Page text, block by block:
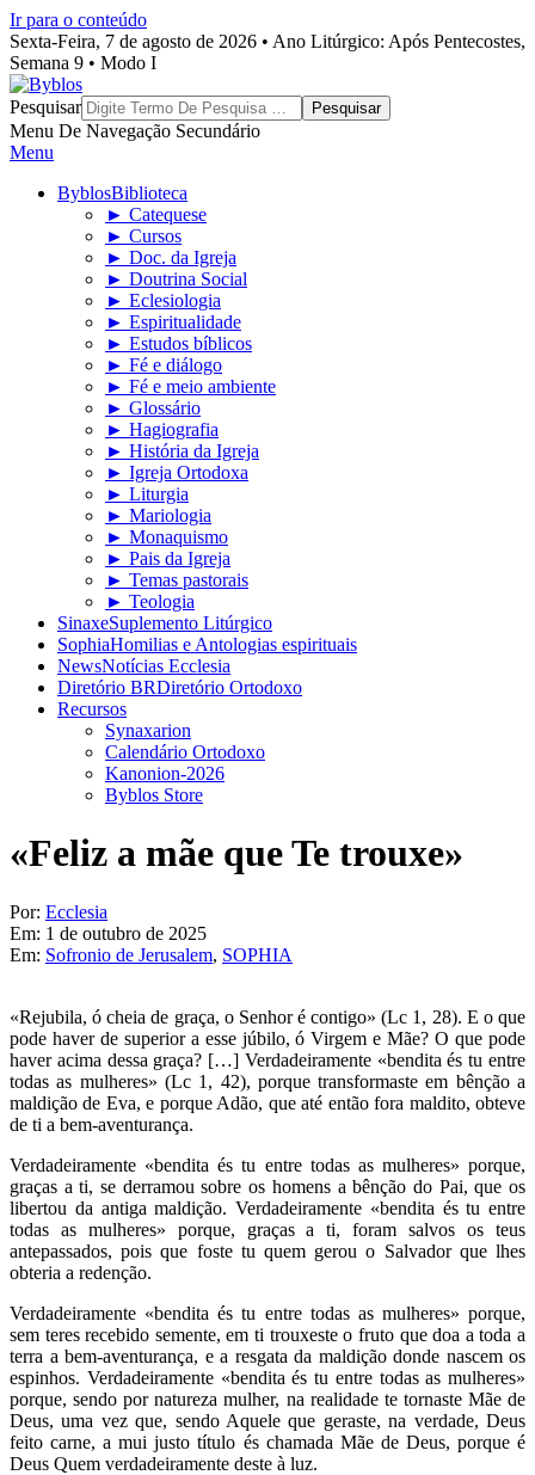
Ir para o conteúdo
Sexta-Feira, 7 de agosto de 2026 • Ano Litúrgico: Após Pentecostes,
Semana 9 • Modo I
Byblos
Pesquisar
Menu De Navegação Secundário
Menu
ByblosBiblioteca
► Catequese
► Cursos
► Doc. da Igreja
► Doutrina Social
► Eclesiologia
► Espiritualidade
► Estudos bíblicos
► Fé e diálogo
► Fé e meio ambiente
► Glossário
► Hagiografia
► História da Igreja
► Igreja Ortodoxa
► Liturgia
► Mariologia
► Monaquismo
► Pais da Igreja
► Temas pastorais
► Teologia
SinaxeSuplemento Litúrgico
SophiaHomilias e Antologias espirituais
NewsNotícias Ecclesia
Diretório BRDiretório Ortodoxo
Recursos
Synaxarion
Calendário Ortodoxo
Kanonion-2026
Byblos Store
«Feliz a mãe que Te trouxe»
Por: Ecclesia
Em: 1 de outubro de 2025
Em: Sofronio de Jerusalem, SOPHIA
«Rejubila, ó cheia de graça, o Senhor é contigo» (Lc 1, 28). E o que
pode haver de superior a esse júbilo, ó Virgem e Mãe? O que pode
haver acima dessa graça? […] Verdadeiramente «bendita és tu entre
todas as mulheres» (Lc 1, 42), porque transformaste em bênção a
maldição de Eva, e porque Adão, que até então fora maldito, obteve
de ti a bem-aventurança.
Verdadeiramente «bendita és tu entre todas as mulheres» porque,
graças a ti, se derramou sobre os homens a bênção do Pai, que os
libertou da antiga maldição. Verdadeiramente «bendita és tu entre
todas as mulheres» porque, graças a ti, foram salvos os teus
antepassados, pois que foste tu quem gerou o Salvador que lhes
obteria a redenção.
Verdadeiramente «bendita és tu entre todas as mulheres» porque,
sem teres recebido semente, em ti trouxeste o fruto que doa a toda a
terra a bem-aventurança, e a resgata da maldição donde nascem os
espinhos. Verdadeiramente «bendita és tu entre todas as mulheres»
porque, sendo por natureza mulher, na realidade te tornaste Mãe de
Deus, uma vez que, sendo Aquele que geraste, na verdade, Deus
feito carne, a mui justo título és chamada Mãe de Deus, porque é
Deus Quem verdadeiramente deste à luz.